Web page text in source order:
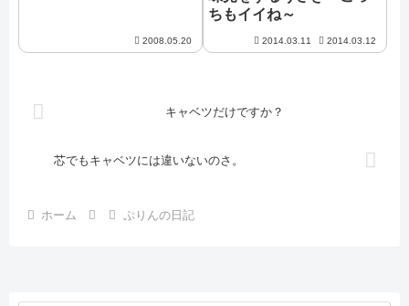
2008.05.20
ちもイイね～
2014.03.11 2014.03.12
キャベツだけですか？
芯でもキャベツには違いないのさ。
ホーム ぷりんの日記